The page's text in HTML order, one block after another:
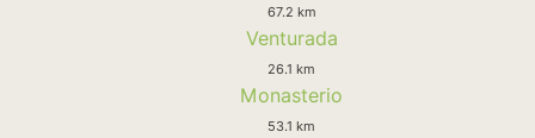
67.2 km
Venturada
26.1 km
Monasterio
53.1 km